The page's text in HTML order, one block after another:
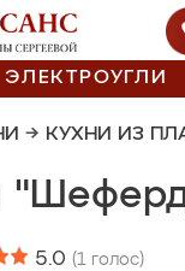
ЭЛЕКТРОУГЛИ
→ КУХНИ ИЗ
5.0 (1 голос)